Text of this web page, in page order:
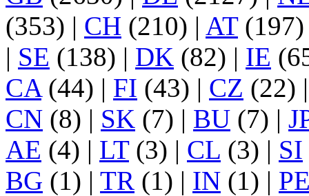
(353) | CH (210) | AT
| SE (138) | DK (82) | IE
CA(44) | FI (43) | CZ (22)
CN (8) | SK (7) | BU (7) |
AE (4) | LT(3) | CL (3) | SI
BG (1) | TR (1) | IN (1) |